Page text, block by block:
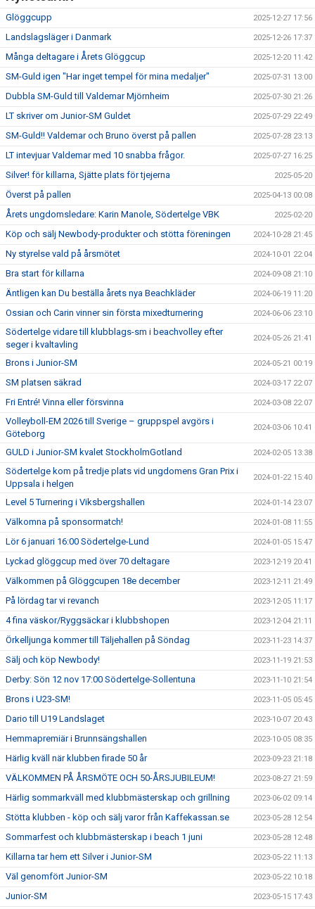
Glöggcupp 2025-12-27 17:56
Landslagsläger i Danmark 2025-12-26 17:37
Många deltagare i Årets Glöggcup 2025-12-20 11:42
SM-Guld igen "Har inget tempel för mina medaljer" 2025-07-31 13:00
Dubbla SM-Guld till Valdemar Mjörnheim 2025-07-30 21:26
LT skriver om Junior-SM Guldet 2025-07-29 22:49
SM-Guld!! Valdemar och Bruno överst på pallen 2025-07-28 23:13
LT intevjuar Valdemar med 10 snabba frågor. 2025-07-27 16:25
Silver! för killarna, Sjätte plats för tjejerna 2025-05-20
Överst på pallen 2025-04-13 00:08
Årets ungdomsledare: Karin Manole, Södertelge VBK 2025-02-20
Köp och sälj Newbody-produkter och stötta föreningen 2024-10-28 21:45
Ny styrelse vald på årsmötet 2024-10-01 22:04
Bra start för killarna 2024-09-08 21:10
Äntligen kan Du beställa årets nya Beachkläder 2024-06-19 11:20
Ossian och Carin vinner sin första mixedturnering 2024-06-06 23:10
Södertelge vidare till klubblags-sm i beachvolley efter
seger i kvaltavling
2024-05-26 21:41
Brons i Junior-SM 2024-05-21 00:19
SM platsen säkrad 2024-03-17 22:07
Fri Entré! Vinna eller försvinna 2024-03-08 22:07
Volleyboll-EM 2026 till Sverige – gruppspel avgörs i
Göteborg
2024-03-06 10:41
GULD i Junior-SM kvalet StockholmGotland 2024-02-05 13:38
Södertelge kom på tredje plats vid ungdomens Gran Prix i
Uppsala i helgen
2024-01-22 15:40
Level 5 Turnering i Viksbergshallen 2024-01-14 23:07
Välkomna på sponsormatch! 2024-01-08 11:55
Lör 6 januari 16:00 Södertelge-Lund 2024-01-05 15:47
Lyckad glöggcup med över 70 deltagare 2023-12-19 20:41
Välkommen på Glöggcupen 18e december 2023-12-11 21:49
På lördag tar vi revanch 2023-12-05 11:17
4 fina väskor/Ryggsäckar i klubbshopen 2023-12-04 21:11
Örkelljunga kommer till Täljehallen på Söndag 2023-11-23 14:37
Sälj och köp Newbody! 2023-11-19 21:53
Derby: Sön 12 nov 17:00 Södertelge-Sollentuna 2023-11-10 21:54
Brons i U23-SM! 2023-11-05 05:45
Dario till U19 Landslaget 2023-10-07 20:43
Hemmapremiär i Brunnsängshallen 2023-10-05 08:35
Härlig kväll när klubben firade 50 år 2023-09-23 21:18
VÄLKOMMEN PÅ ÅRSMÖTE OCH 50-ÅRSJUBILEUM! 2023-08-27 21:59
Härlig sommarkväll med klubbmästerskap och grillning 2023-06-02 09:14
Stötta klubben - köp och sälj varor från Kaffekassan.se 2023-05-28 12:54
Sommarfest och klubbmästerskap i beach 1 juni 2023-05-28 12:48
Killarna tar hem ett Silver i Junior-SM 2023-05-22 11:13
Väl genomfört Junior-SM 2023-05-22 10:18
Junior-SM 2023-05-15 17:43